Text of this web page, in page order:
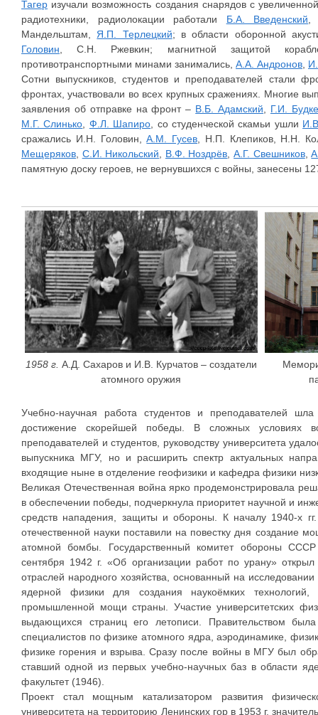
Тагер изучали возможность создания снарядов с
радиотехники, радиолокации работали Б.А. Введенский
Мандельштам, Я.П. Терлецкий; в области оборонной
Головин , С.Н. Ржевкин; магнитной защитой
противотранспортными минами занимались, А.А. Андронов
Сотни выпускников, студентов и преподавателей стали
фронтах, участвовали во всех крупных сражениях. Многие
заявления об отправке на фронт – В.Б. Адамский
Г.И.
М.Г. Слинько
Ф.Л. Шапиро , со студенческой скамьи ушли
сражались И.Н. Головин,А.М. Гусев , Н.П. Клепиков, Н.Н.
Мещеряков С.И. Никольский В.Ф. Ноздрёв ,А.Г. Свешников,
памятную доску героев, не вернувшихся с войны, занесены
1958 г. А.Д. Сахаров и И.В. Курчатов – создатели
атомного оружия
Учебно-научная работа студентов и преподавателей
достижение скорейшей победы. В сложных условиях
преподавателей и студентов, руководству университета
выпускника МГУ, но и расширить спектр актуальных
входящие ныне в отделение геофизики и кафедра физики
Великая Отечественная война ярко продемонстрировала
в обеспечении победы, подчеркнула приоритет научной и
средств нападения, защиты и обороны. К началу 1940-х
отечественной науки поставили на повестку дня создание
атомной бомбы. Государственный комитет обороны
сентября 1942 г. «Об организации работ по урану»
отраслей народного хозяйства, основанный на
ядерной физики для создания наукоёмких
промышленной мощи страны. Участие университетских
выдающихся страниц его летописи. Правительством
специалистов по физике атомного ядра, аэродинамике,
физике горения и взрыва. Сразу после войны в МГУ был
ставший одной из первых учебно-научных баз в области
факультет (1946).
Проект стал мощным катализатором развития
университета на территорию Ленинских гор в 1953 г.